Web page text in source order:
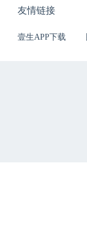
友情链接
壹生APP下载